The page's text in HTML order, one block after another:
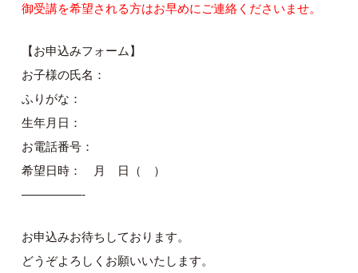
御受講を希望される方はお早めにご連絡くださいませ。
【お申込みフォーム】
お子様の氏名：
ふりがな：
生年月日：
お電話番号：
希望日時： 月 日（ ）
—————-
お申込みお待ちしております。
どうぞよろしくお願いいたします。